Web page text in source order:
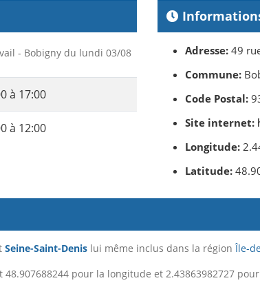
- Bobigny du lundi 03/08
à 17:00
à 12:00
Adresse: 49
Commune:
Code Postal:
Site internet:
Longitude:
Latitude:
Seine-Saint-Denis lui même inclus dans la régionÎle-
48.907688244 pour la longitude et 2.43863982727